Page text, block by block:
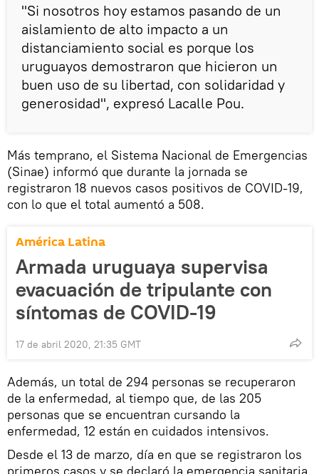
"Si nosotros hoy estamos pasando de un
aislamiento de alto impacto a un
distanciamiento social es porque los
uruguayos demostraron que hicieron un
buen uso de su libertad, con solidaridad y
generosidad", expresó Lacalle Pou.
Más temprano, el Sistema Nacional de Emergencias
(Sinae) informó que durante la jornada se
registraron 18 nuevos casos positivos de COVID-19,
con lo que el total aumentó a 508.
América Latina
Armada uruguaya supervisa
evacuación de tripulante con
síntomas de COVID-19
17 de abril 2020, 21:35 GMT
Además, un total de 294 personas se recuperaron
de la enfermedad, al tiempo que, de las 205
personas que se encuentran cursando la
enfermedad, 12 están en cuidados intensivos.
Desde el 13 de marzo, día en que se registraron los
primeros casos y se declaró la emergencia sanitaria,